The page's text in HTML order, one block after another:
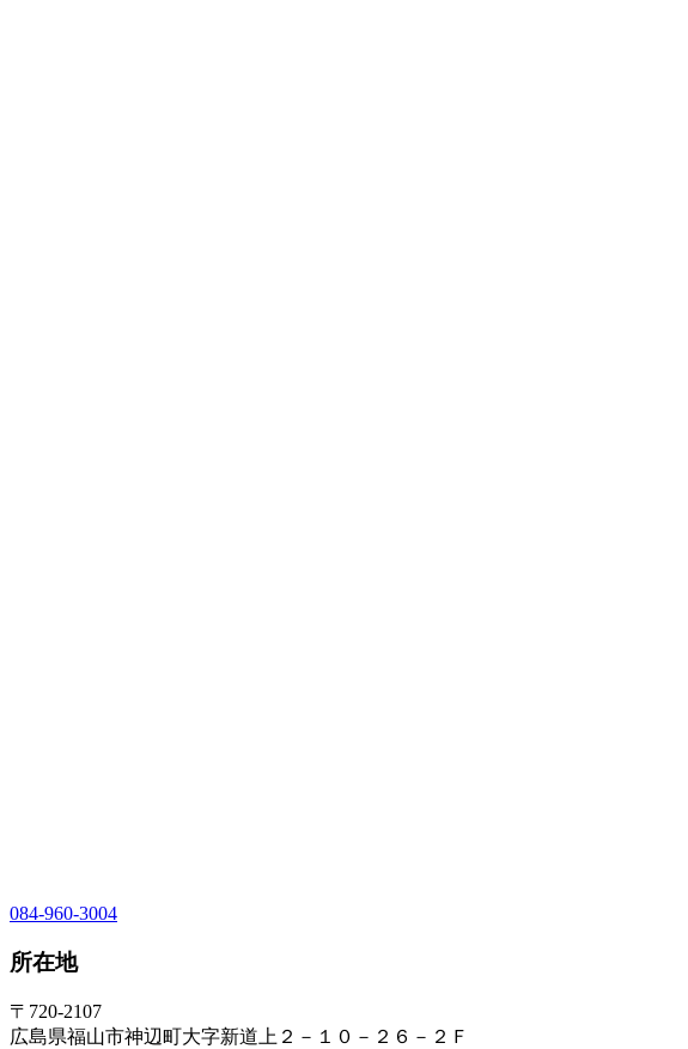
084-960-3004
所在地
〒720-2107
広島県福山市神辺町大字新道上２－１０－２６－２Ｆ